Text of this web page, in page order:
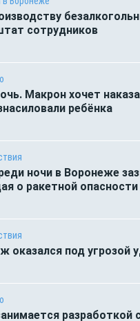
сотрудников
Макрон хочет
ребёнка
ночи в Воронеже
о ракетной опасности
оказался под угрозой
разработкой